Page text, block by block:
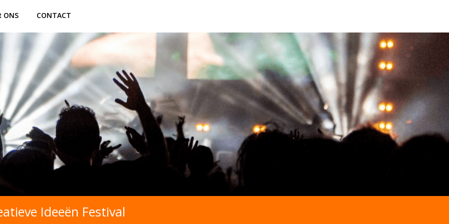
ONS CONTACT
Ideeën Festival